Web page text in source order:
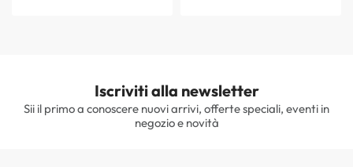
Iscriviti alla newsletter
Sii il primo a conoscere nuovi arrivi, offerte speciali, eventi in
negozio e novità